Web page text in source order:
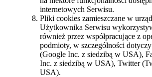
internetowych Serwisu.
Pliki cookies zamieszczane w
Użytkownika Serwisu
również przez współpracujące z
podmioty, w szczególności
(Google Inc. z siedzibą w USA),
Inc. z siedzibą w USA), Twitter
USA).